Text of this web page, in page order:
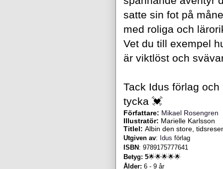
satte sin fot på
med roliga och
Vet du till exempel
är viktlöst och
Tack Idus förlag
tycka 💓
Författare: Mikael Rosengren
Illustratör: Marielle Karlsson
Titlel: Albin den store,
Utgiven av: Idus förlag
ISBN : 9789175777641
Betyg: 5🌟🌟🌟🌟🌟
Ålder: 6 - 9 år